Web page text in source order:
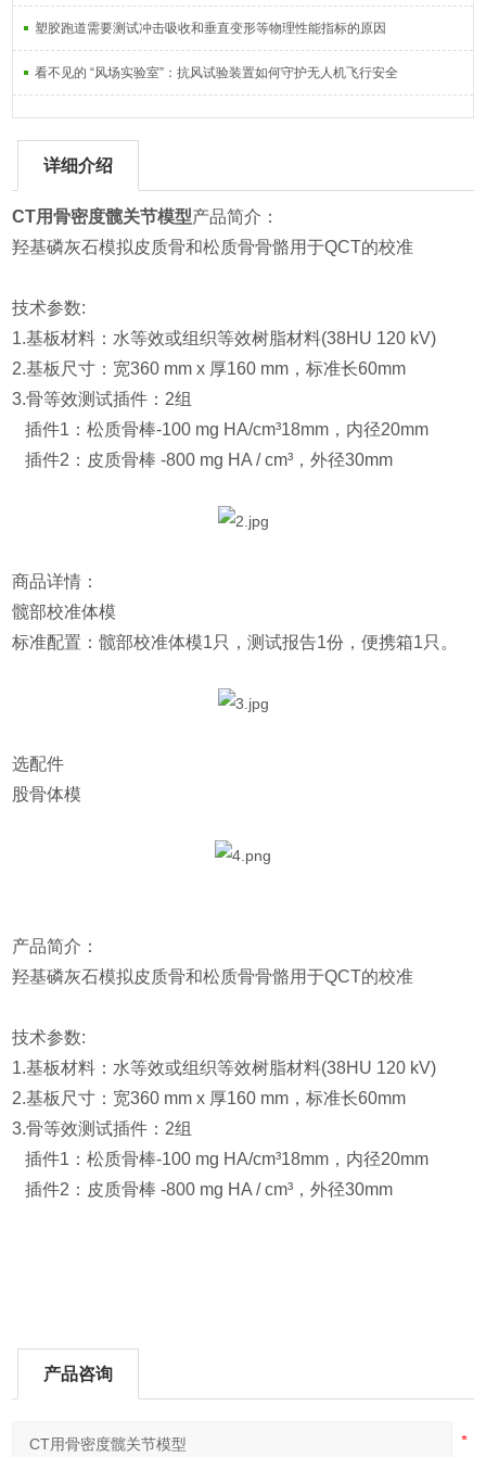
塑胶跑道需要测试冲击吸收和垂直变形等物理性能指标的原因
看不见的 “风场实验室”：抗风试验装置如何守护无人机飞行安全
详细介绍
CT用骨密度髋关节模型产品简介：
羟基磷灰石模拟皮质骨和松质骨骨骼用于QCT的校准
技术参数:
1.基板材料：水等效或组织等效树脂材料(38HU 120 kV)
2.基板尺寸：宽360 mm x 厚160 mm，标准长60mm
3.骨等效测试插件：2组
插件1：松质骨棒-100 mg HA/cm³18mm，内径20mm
插件2：皮质骨棒 -800 mg HA / cm³，外径30mm
商品详情：
髋部校准体模
标准配置：髋部校准体模1只，测试报告1份，便携箱1只。
选配件
股骨体模
产品简介：
羟基磷灰石模拟皮质骨和松质骨骨骼用于QCT的校准
技术参数:
1.基板材料：水等效或组织等效树脂材料(38HU 120 kV)
2.基板尺寸：宽360 mm x 厚160 mm，标准长60mm
3.骨等效测试插件：2组
插件1：松质骨棒-100 mg HA/cm³18mm，内径20mm
插件2：皮质骨棒 -800 mg HA / cm³，外径30mm
产品咨询